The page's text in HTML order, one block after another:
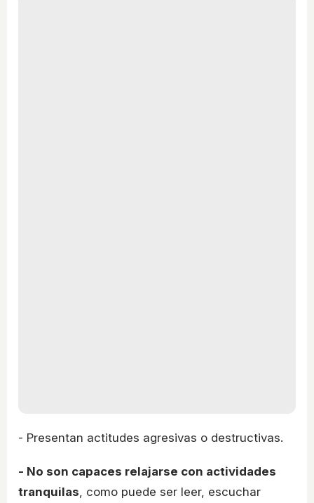
- Presentan actitudes agresivas o destructivas.
- No son capaces relajarse con actividades
tranquilas , como puede ser leer, escuchar